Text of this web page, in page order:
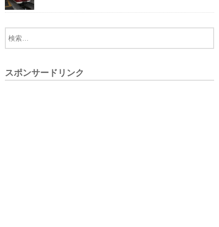
スポンサードリンク